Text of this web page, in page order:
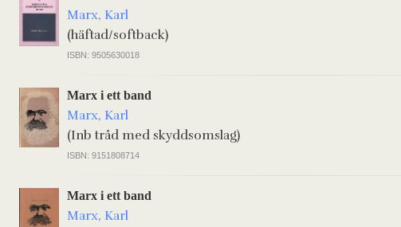
Marx, Karl
(häftad/softback)
ISBN: 9505630018
Marx i ett band
Marx, Karl
(Inb tråd med skyddsomslag)
ISBN: 9151808714
Marx i ett band
Marx, Karl